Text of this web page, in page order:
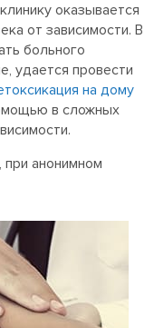
оказывается
от зависимости. В
больного
удается провести
на дому
в сложных
при анонимном